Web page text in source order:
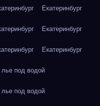
Екатеринбург
Екатеринбург
Екатеринбург
под водой
под водой